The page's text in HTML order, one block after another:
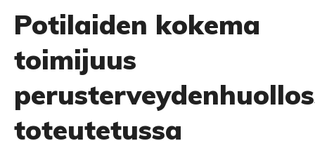
Potilaiden kokema
toimijuus
toteutetussa